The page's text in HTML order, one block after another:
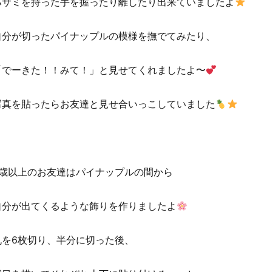
が切ったパイナップルの模様を撫でてみたり、
ーきた！！みて！」と見せてくれましたよ〜
を貼ったらお友達と見せ合いっこしていました
以上のお友達はパイナップルの間から
が出てくるような飾りを作りましたよ
6枚切り、半分に切った後、